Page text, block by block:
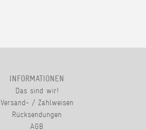
INFORMATIONEN
Das sind wir!
Versand- / Zahlweisen
Rücksendungen
AGB